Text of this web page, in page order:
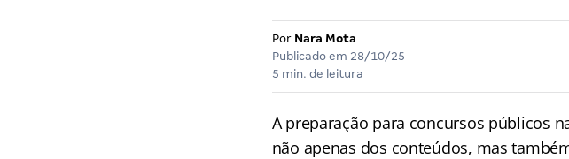
Por Nara Mota
Publicado em 28/10/25
5 min. de leitura
A preparação para concursos públicos
não apenas dos conteúdos, mas